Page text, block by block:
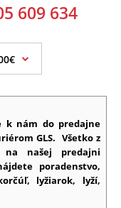
609 634
k nám do predajne
GLS. Všetko z
na našej predajni
poradenstvo,
lyžiarok, lyží,